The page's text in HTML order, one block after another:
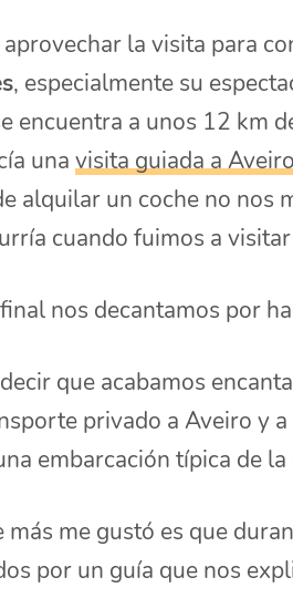
aprovechar la visita para
, especialmente su
encuentra a unos 12 km
unavisita guiada a
alquilar un coche no nos
cuando fuimos a
nos decantamos por
que acabamos
privado a Aveiro y
embarcación típica de
más me gustó es que
por un guía que nos